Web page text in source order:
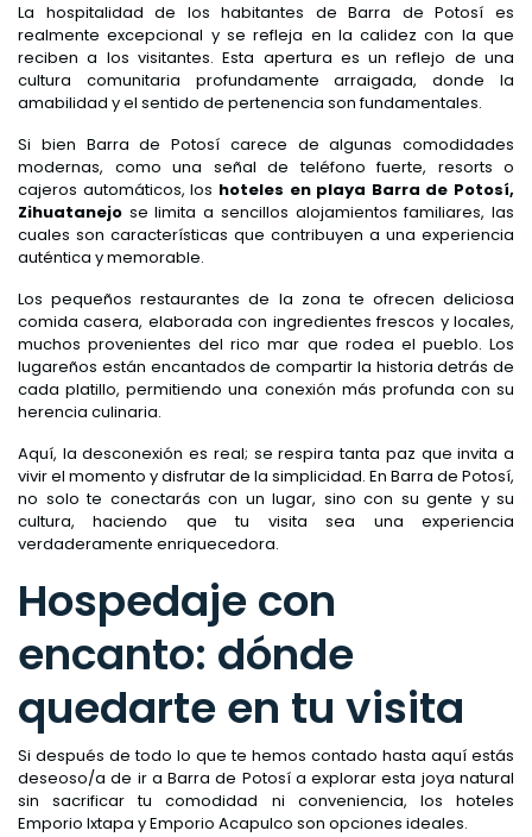
La hospitalidad de los habitantes de Barra de Potosí es
realmente excepcional y se refleja en la calidez con la que
reciben a los visitantes. Esta apertura es un reflejo de una
cultura comunitaria profundamente arraigada, donde la
amabilidad y el sentido de pertenencia son fundamentales.
Si bien Barra de Potosí carece de algunas comodidades
modernas, como una señal de teléfono fuerte, resorts o
cajeros automáticos, los hoteles en playa Barra de Potosí,
Zihuatanejo se limita a sencillos alojamientos familiares, las
cuales son características que contribuyen a una experiencia
auténtica y memorable.
Los pequeños restaurantes de la zona te ofrecen deliciosa
comida casera, elaborada con ingredientes frescos y locales,
muchos provenientes del rico mar que rodea el pueblo. Los
lugareños están encantados de compartir la historia detrás de
cada platillo, permitiendo una conexión más profunda con su
herencia culinaria.
Aquí, la desconexión es real; se respira tanta paz que invita a
vivir el momento y disfrutar de la simplicidad. En Barra de Potosí,
no solo te conectarás con un lugar, sino con su gente y su
cultura, haciendo que tu visita sea una experiencia
verdaderamente enriquecedora.
Hospedaje con
encanto: dónde
quedarte en tu visita
Si después de todo lo que te hemos contado hasta aquí estás
deseoso/a de ir a Barra de Potosí a explorar esta joya natural
sin sacrificar tu comodidad ni conveniencia, los hoteles
Emporio Ixtapa y Emporio Acapulco son opciones ideales.